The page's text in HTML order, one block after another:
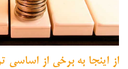
از اینجا به برخی از اساسی